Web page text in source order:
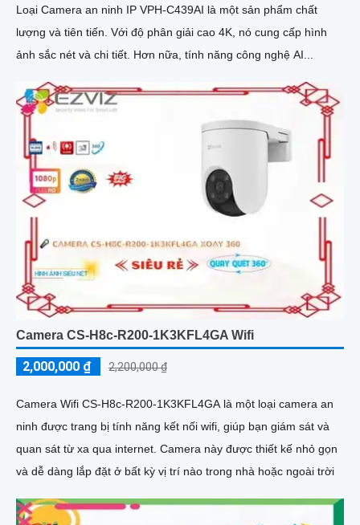
Loại Camera an ninh IP VPH-C439AI là một sản phẩm chất
lượng và tiên tiến. Với độ phân giải cao 4K, nó cung cấp hình
ảnh sắc nét và chi tiết. Hơn nữa, tính năng công nghệ AI...
Camera CS-H8c-R200-1K3KFL4GA Wifi
2,000,000 ₫ 2,200,000 ₫
Camera Wifi CS-H8c-R200-1K3KFL4GA là một loại camera an
ninh được trang bị tính năng kết nối wifi, giúp bạn giám sát và
quan sát từ xa qua internet. Camera này được thiết kế nhỏ gọn
và dễ dàng lắp đặt ở bất kỳ vị trí nào trong nhà hoặc ngoài trời